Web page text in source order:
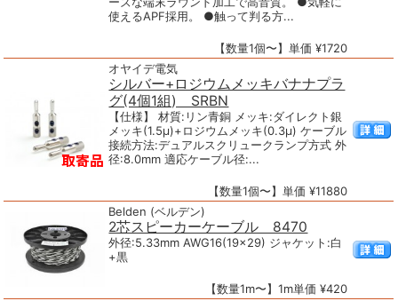
使えるAPF採用。 ●触って判る方...
【数量1個〜】単価 ¥1720
オヤイデ電気
シルバー+ロジウムメッキバナナプラ
グ(4個1組) SRBN
【仕様】 材質:リン青銅 メッキ:ダイレクト銀
メッキ(1.5μ)+ロジウムメッキ(0.3μ) ケーブル
接続方法:デュアルスクリュークランプ方式 外
径:8.0mm 適応ケーブル径:...
【数量1個〜】単価 ¥11880
Belden (ベルデン)
2芯スピーカーケーブル 8470
外径:5.33mm AWG16(19×29) ジャケット:白
+黒
【数量1m〜】1m単価 ¥420